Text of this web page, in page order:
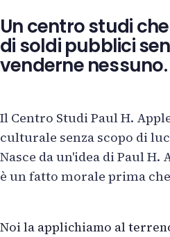
Un centro studi
di soldi pubblici
venderne nessuno.
Il Centro Studi Paul H.
culturale senza scopo di
Nasce da un'idea di Paul
è un fatto morale prima
Noi la applichiamo al